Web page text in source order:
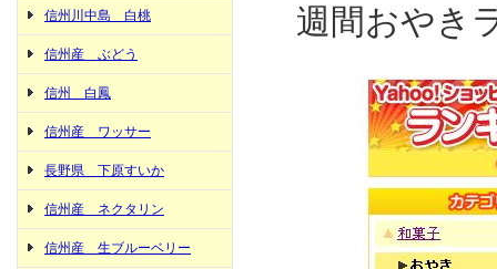
信州川中島 白桃
信州産 ぶどう
信州 白鳳
信州産 ワッサー
長野県 下原すいか
信州産 ネクタリン
信州産 生ブルーベリー
週間おやき